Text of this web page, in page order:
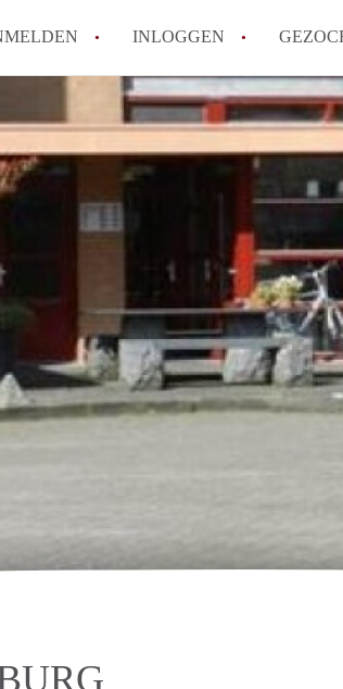
INLOGGEN
How to translate
Wat is
Hoeveel kost het
Wat is de
Berekent
Alle veelgestelde